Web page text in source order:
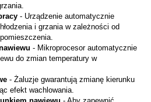
- Urządzenie automatycznie
i grzania w zależności od
- Mikroprocesor automatycznie
do zmian temperatury w
- Żaluzje gwarantują zmianę kierunku
efekt wachlowania.